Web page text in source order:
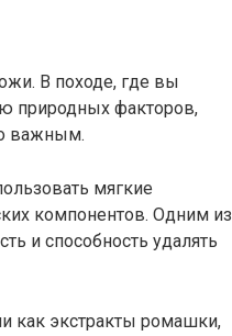
В походе, где вы
природных факторов,
важным.
мягкие
компонентов. Одним из
и способность удалять
как экстракты ромашки,